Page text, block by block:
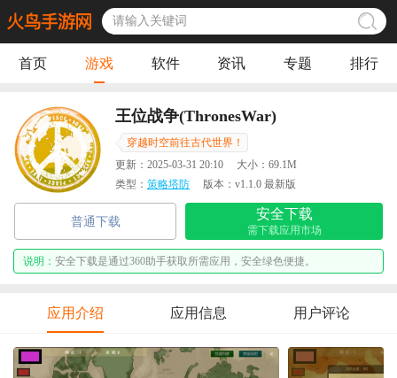
首页 游戏 软件 资讯 专题 排行
王位战争(ThronesWar)
穿越时空前往古代世界！
更新： 2025-03-31 20:10 大小： 69.1M
类型： 策略塔防 版本： v1.1.0 最新版
普通下载
安全下载
需下载应用市场
说明： 安全下载是通过360助手获取所需应用，安全绿色便捷。
应用介绍 应用信息 用户评论